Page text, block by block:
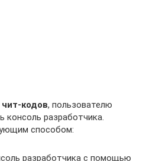
кодов, пользователю
консоль разработчика.
способом:
разработчика с помощью